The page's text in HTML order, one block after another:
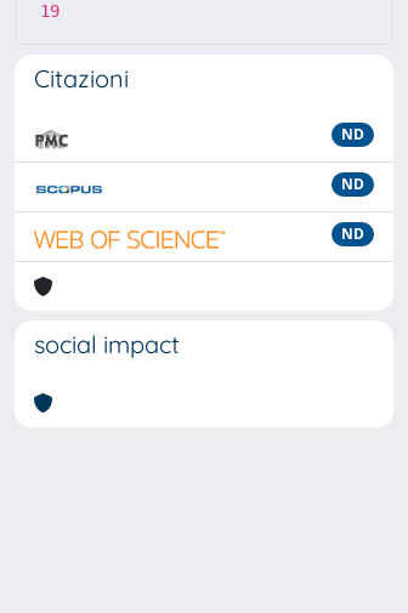
19
Citazioni
ND
ND
ND
social impact